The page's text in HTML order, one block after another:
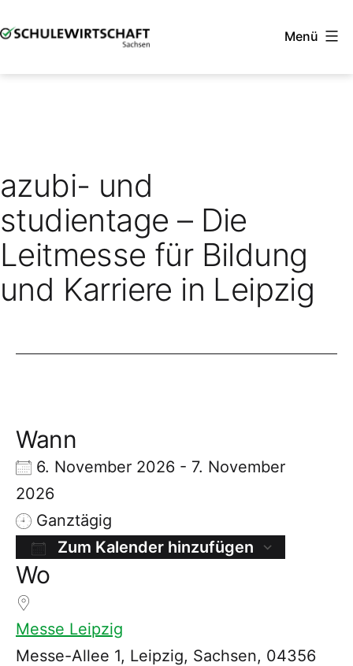
Inhalt
Menü
azubi- und
studientage – Die
Leitmesse für Bildung
und Karriere in Leipzig
Wann
6. November 2026 - 7. November
2026
Ganztägig
Zum Kalender hinzufügen
ICS herunterladen
Wo
Messe Leipzig
Messe-Allee 1, Leipzig, Sachsen, 04356